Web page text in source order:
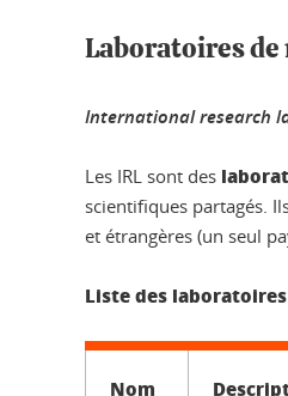
Laboratoires
International research
Les IRL sont des
scientifiques partagés.
et étrangères (un seul
Liste des
Nom